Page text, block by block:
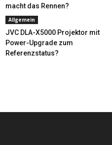
macht das Rennen?
Allgemein
JVC DLA-X5000 Projektor mit
Power-Upgrade zum
Referenzstatus?